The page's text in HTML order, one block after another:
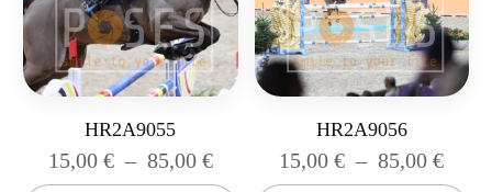
HR2A9055
15,00 € – 85,00 €
HR2A9056
15,00€ – 85,00€